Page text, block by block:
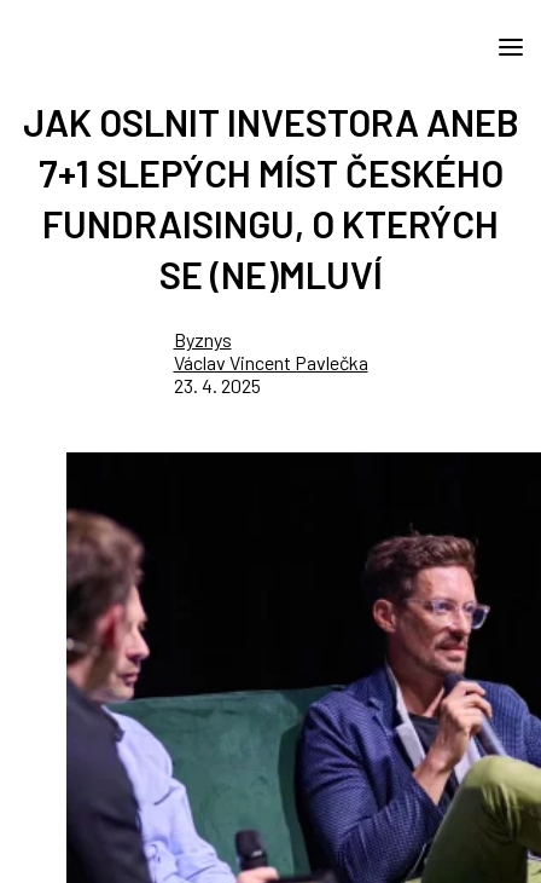
JAK OSLNIT INVESTORA ANEB
7+1 SLEPÝCH MÍST ČESKÉHO
FUNDRAISINGU, O KTERÝCH
SE (NE)MLUVÍ
Byznys
Václav Vincent Pavlečka
23. 4. 2025